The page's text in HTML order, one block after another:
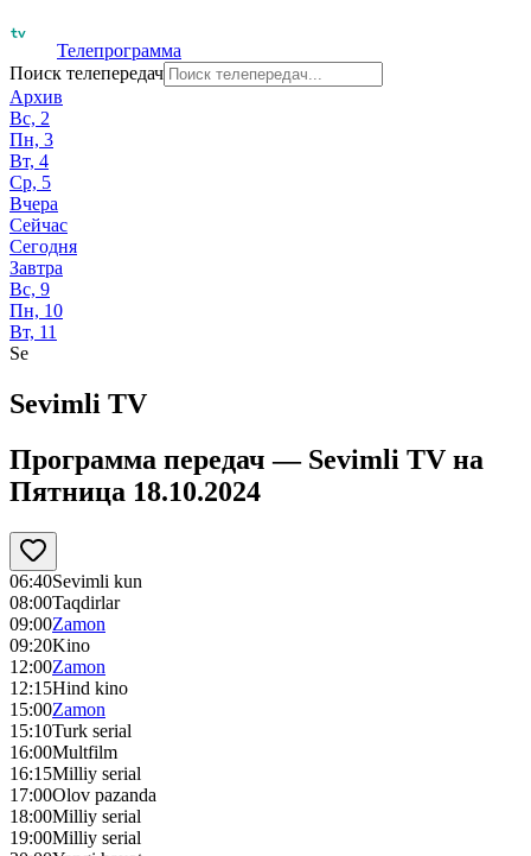
Телепрограмма
Поиск телепередач
Архив
Вс, 2
Пн, 3
Вт, 4
Ср, 5
Вчера
Сейчас
Сегодня
Завтра
Вс, 9
Пн, 10
Вт, 11
Se
Sevimli TV
Программа передач — Sevimli TV на
Пятница 18.10.2024
06:40Sevimli kun
08:00Taqdirlar
09:00Zamon
09:20Kino
12:00Zamon
12:15Hind kino
15:00Zamon
15:10Turk serial
16:00Multfilm
16:15Milliy serial
17:00Olov pazanda
18:00Milliy serial
19:00Milliy serial